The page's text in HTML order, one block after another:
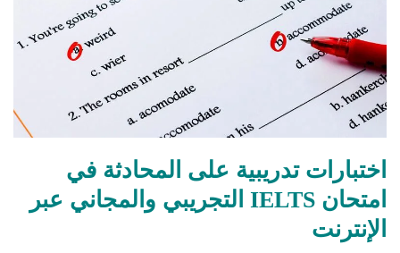
اختبارات تدريبية على المحادثة في
امتحان IELTS التجريبي والمجاني عبر
الإنترنت